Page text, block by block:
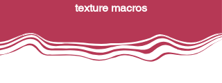
texture macros